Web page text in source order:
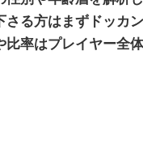
る方はまずドッカ
率はプレイヤー全